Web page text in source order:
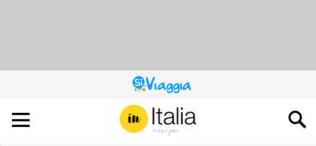
QUESTO
SITO
CONTRIBUISCE
ALL’AUDIENCE
DI